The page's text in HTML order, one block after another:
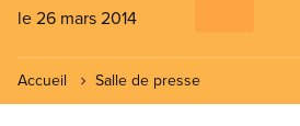
le 26 mars 2014
Accueil Salle de presse